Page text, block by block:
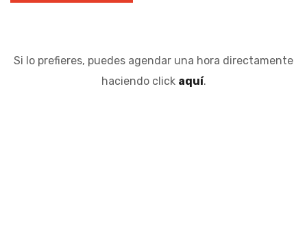
Si lo prefieres, puedes agendar una hora directamente
haciendo click aquí.